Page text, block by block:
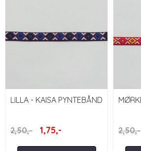
LILLA - KAISA PYNTEBÅND
2,50,-
1,75,-
2,50,-